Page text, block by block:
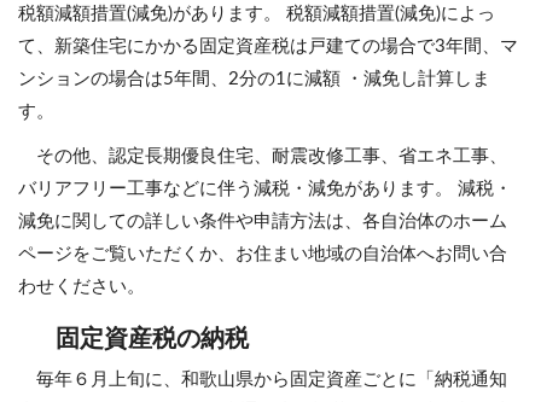
税額減額措置(減免)があります。 税額減額措置(減免)によっ
て、新築住宅にかかる固定資産税は戸建ての場合で3年間、マ
ンションの場合は5年間、2分の1に減額 ・減免し計算しま
す。
その他、認定長期優良住宅、耐震改修工事、省エネ工事、
バリアフリー工事などに伴う減税・減免があります。 減税・
減免に関しての詳しい条件や申請方法は、各自治体のホーム
ページをご覧いただくか、お住まい地域の自治体へお問い合
わせください。
固定資産税の納税
毎年６月上旬に、和歌山県から固定資産ごとに「納税通知